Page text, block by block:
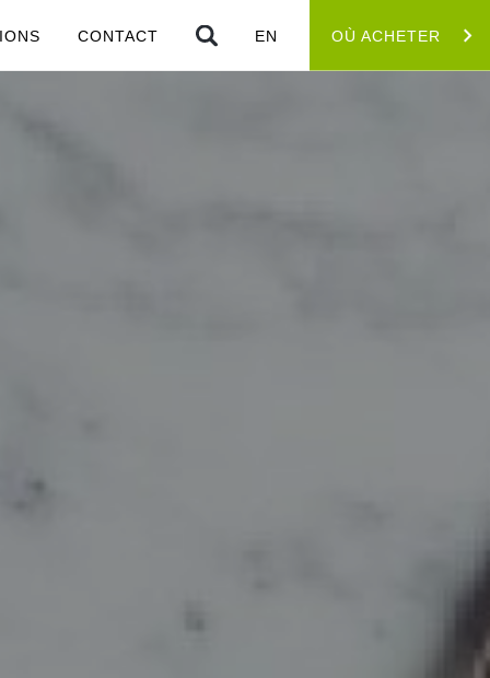
CONTACT EN OÙ ACHETER